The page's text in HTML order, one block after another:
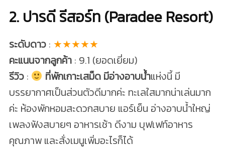
2. ปารดี รีสอร์ท (Paradee Resort)
ระดับดาว: ★★★★★
คะแนนจากลูกค้า : 9.1 (ยอดเยี่ยม)
รีวิว: ที่พักเกาะเสม็ด มีอ่างอาบน้ําแห่งนี้ มี
บรรยากาศเป็นส่วนตัวดีมากค่ะ ทะเลใสมากน่าเล่นมาก
ค่ะ ห้องพักหอมสะดวกสบาย แอร์เย็น อ่างอาบน้ำใหญ่
เพลงฟังสบายๆ อาหารเช้า ดีงาม บุฟเฟท์อาหาร
คุณภาพ และสั่งเมนูเพิ่มอะไรก็ได้